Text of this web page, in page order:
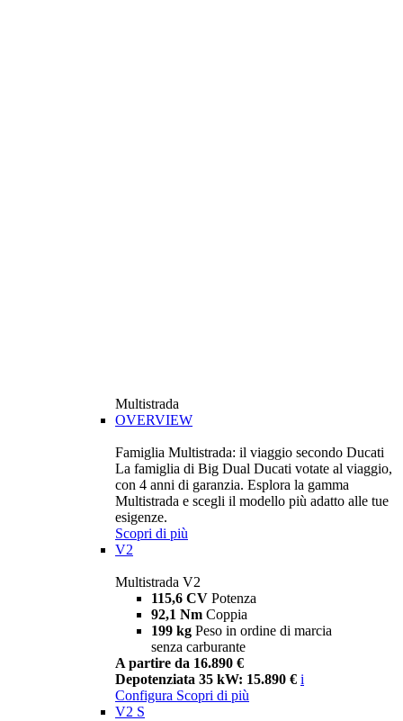
Multistrada
OVERVIEW
Famiglia Multistrada: il viaggio secondo Ducati
La famiglia di Big Dual Ducati votate al viaggio,
con 4 anni di garanzia. Esplora la gamma
Multistrada e scegli il modello più adatto alle tue
esigenze.
Scopri di più
V2
Multistrada V2
115,6 CV Potenza
92,1 Nm Coppia
199 kg Peso in ordine di marcia
senza carburante
A partire da 16.890 €
Depotenziata 35 kW: 15.890 € i
Configura Scopri di più
V2 S